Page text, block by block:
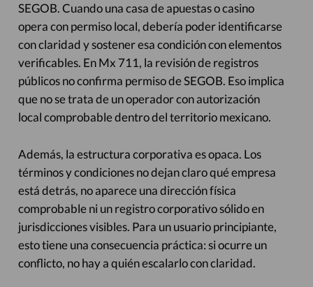
SEGOB. Cuando una casa de apuestas o casino
opera con permiso local, debería poder identificarse
con claridad y sostener esa condición con elementos
verificables. En Mx 711, la revisión de registros
públicos no confirma permiso de SEGOB. Eso implica
que no se trata de un operador con autorización
local comprobable dentro del territorio mexicano.
Además, la estructura corporativa es opaca. Los
términos y condiciones no dejan claro qué empresa
está detrás, no aparece una dirección física
comprobable ni un registro corporativo sólido en
jurisdicciones visibles. Para un usuario principiante,
esto tiene una consecuencia práctica: si ocurre un
conflicto, no hay a quién escalarlo con claridad.